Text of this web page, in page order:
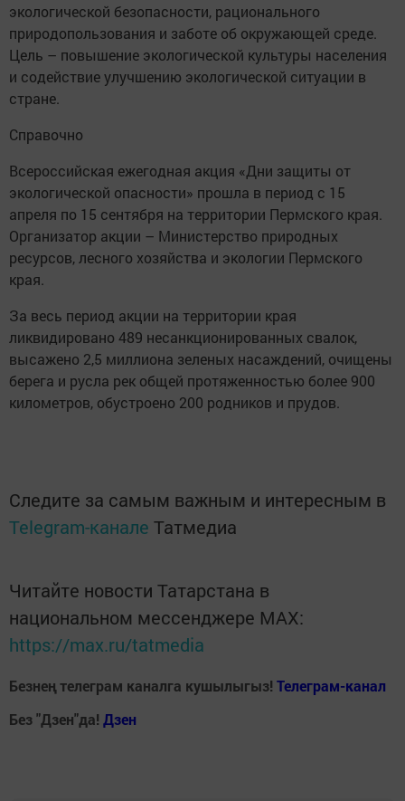
экологической безопасности, рационального
природопользования и заботе об окружающей среде.
Цель – повышение экологической культуры населения
и содействие улучшению экологической ситуации в
стране.
Справочно
Всероссийская ежегодная акция «Дни защиты от
экологической опасности» прошла в период с 15
апреля по 15 сентября на территории Пермского края.
Организатор акции – Министерство природных
ресурсов, лесного хозяйства и экологии Пермского
края.
За весь период акции на территории края
ликвидировано 489 несанкционированных свалок,
высажено 2,5 миллиона зеленых насаждений, очищены
берега и русла рек общей протяженностью более 900
километров, обустроено 200 родников и прудов.
Следите за самым важным и интересным в
Telegram-канале Татмедиа
Читайте новости Татарстана в
национальном мессенджере MАХ:
https://max.ru/tatmedia
Безнең телеграм каналга кушылыгыз! Телеграм-канал
Без "Дзен"да! Дзен